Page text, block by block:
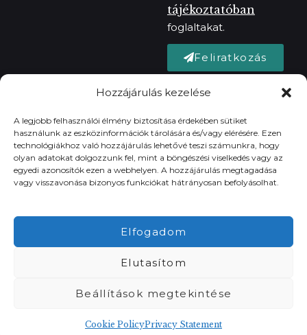
Hozzájárulás kezelése
A legjobb felhasználói élmény biztosítása érdekében sütiket
használunk az eszközinformációk tárolására és/vagy elérésére. Ezen
technológiákhoz való hozzájárulás lehetővé teszi számunkra, hogy
olyan adatokat dolgozzunk fel, mint a böngészési viselkedés vagy az
egyedi azonosítók ezen a webhelyen. A hozzájárulás megtagadása
vagy visszavonása bizonyos funkciókat hátrányosan befolyásolhat.
Elfogadom
Elutasítom
Beállítások megtekintése
Cookie PolicyPrivacy Statement
tájékoztatóban
foglaltakat.
Feliratkozás
Kft
Cégjegyzékszám:
Minden jog